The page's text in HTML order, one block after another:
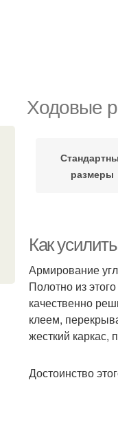
Ходовые
размеры
Как
Армирование
Полотно из
качественно
клеем,
жесткий каркас,
Достоинство